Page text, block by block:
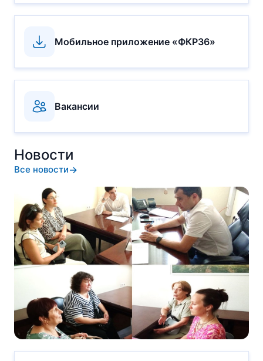
Мобильное приложение «ФКР36»
Вакансии
Новости
Все новости→